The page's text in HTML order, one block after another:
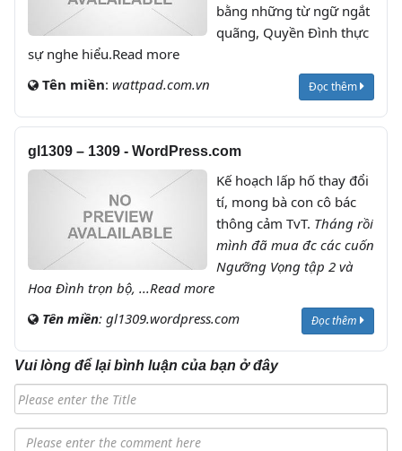
bằng những từ ngữ ngắt
quãng, Quyền Đình thực
sự nghe hiểu.Read more
Tên miền: wattpad.com.vn Đọc thêm
gl1309 – 1309 - WordPress.com
Kế hoạch lấp hố thay đổi
tí, mong bà con cô bác
thông cảm TvT. Tháng rồi
mình đã mua đc các cuốn
Ngưỡng Vọng tập 2 và
Hoa Đình trọn bộ, ...Read more
Tên miền: gl1309.wordpress.com Đọc thêm
Vui lòng để lại bình luận của bạn ở đây